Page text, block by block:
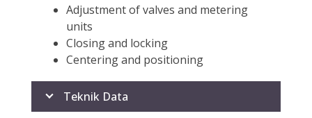
Adjustment of valves and metering
units
Closing and locking
Centering and positioning
Teknik Data